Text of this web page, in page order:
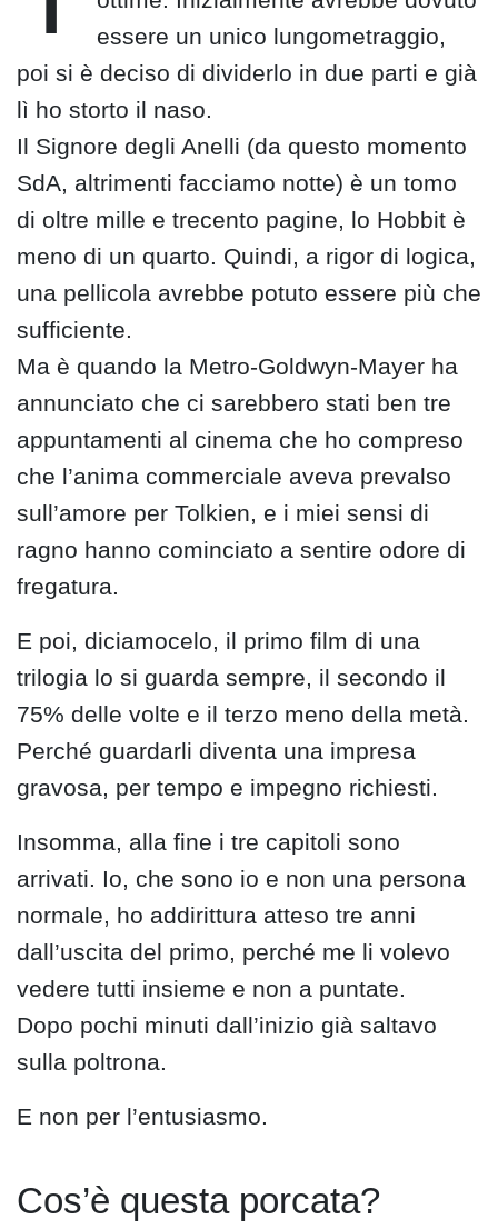
essere un unico lungometraggio,
poi si è deciso di dividerlo in due parti e già
lì ho storto il naso.
Il Signore degli Anelli (da questo momento
SdA, altrimenti facciamo notte) è un tomo
di oltre mille e trecento pagine, lo Hobbit è
meno di un quarto. Quindi, a rigor di logica,
una pellicola avrebbe potuto essere più che
sufficiente.
Ma è quando la Metro-Goldwyn-Mayer ha
annunciato che ci sarebbero stati ben tre
appuntamenti al cinema che ho compreso
che l’anima commerciale aveva prevalso
sull’amore per Tolkien, e i miei sensi di
ragno hanno cominciato a sentire odore di
fregatura.
E poi, diciamocelo, il primo film di una
trilogia lo si guarda sempre, il secondo il
75% delle volte e il terzo meno della metà.
Perché guardarli diventa una impresa
gravosa, per tempo e impegno richiesti.
Insomma, alla fine i tre capitoli sono
arrivati. Io, che sono io e non una persona
normale, ho addirittura atteso tre anni
dall’uscita del primo, perché me li volevo
vedere tutti insieme e non a puntate.
Dopo pochi minuti dall’inizio già saltavo
sulla poltrona.
E non per l’entusiasmo.
Cos’è questa porcata?